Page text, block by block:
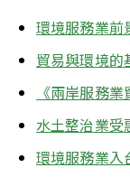
環境服務業前
貿易與環境的
《兩岸服務
水土整治業受
環境服務業入